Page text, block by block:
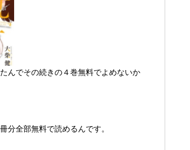
んでその続きの４巻無料でよめないか
分全部無料で読めるんです。